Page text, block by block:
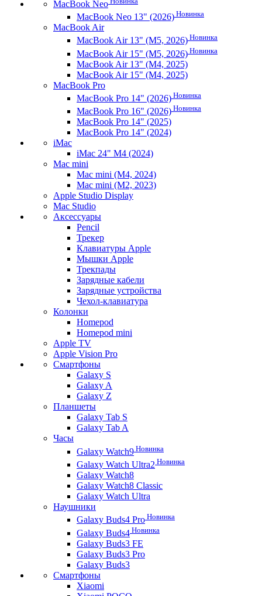
MacBook Neo
MacBook Neo 13" (2026) Новинка
MacBook Air
MacBook Air 13" (M5, 2026) Новинка
MacBook Air 15" (M5, 2026) Новинка
MacBook Air 13" (M4, 2025)
MacBook Air 15" (M4, 2025)
MacBook Pro
MacBook Pro 14" (2026) Новинка
MacBook Pro 16" (2026) Новинка
MacBook Pro 14" (2025)
MacBook Pro 14" (2024)
iMac
iMac 24" M4 (2024)
Mac mini
Mac mini (M4, 2024)
Mac mini (M2, 2023)
Apple Studio Display
Mac Studio
Аксессуары
Pencil
Трекер
Клавиатуры Apple
Мышки Apple
Трекпады
Зарядные кабели
Зарядные устройства
Чехол-клавиатура
Колонки
Homepod
Homepod mini
Apple TV
Apple Vision Pro
Смартфоны
Galaxy S
Galaxy A
Galaxy Z
Планшеты
Galaxy Tab S
Galaxy Tab A
Часы
Galaxy Watch9 Новинка
Galaxy Watch Ultra2 Новинка
Galaxy Watch8
Galaxy Watch8 Classic
Galaxy Watch Ultra
Наушники
Galaxy Buds4 Pro Новинка
Galaxy Buds4 Новинка
Galaxy Buds3 FE
Galaxy Buds3 Pro
Galaxy Buds3
Смартфоны
Xiaomi